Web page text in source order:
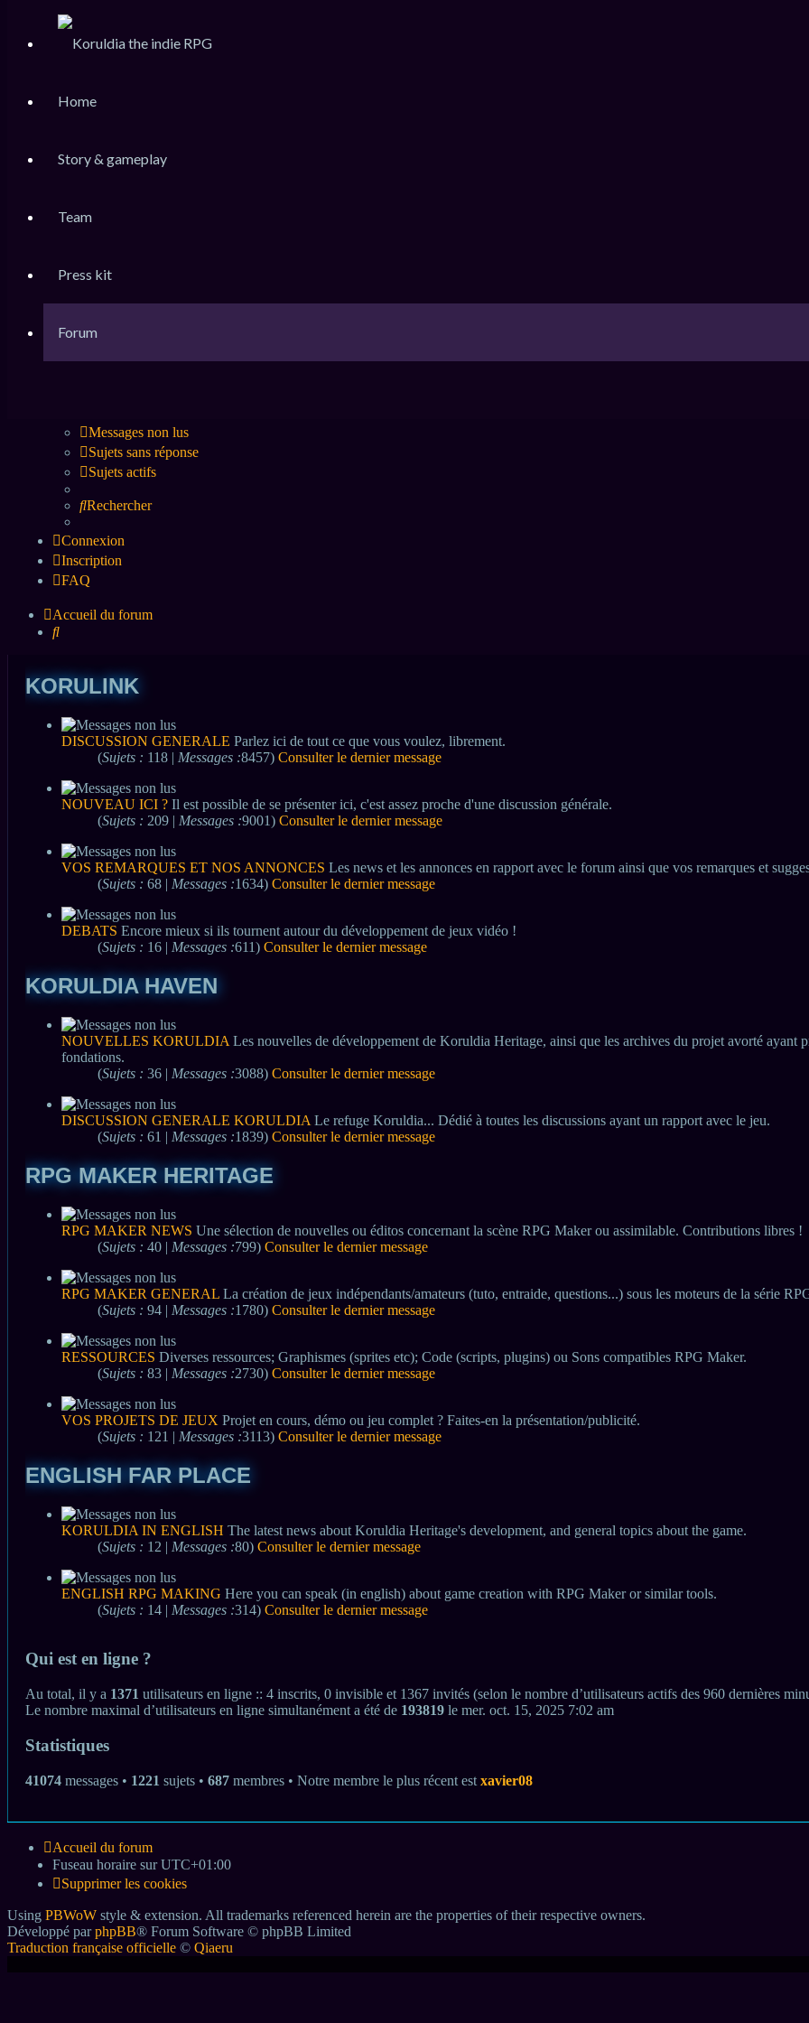
Home
Story & gameplay
Team
Press kit
Forum
Dev-Forum Koruldia Heritage / RPG Making.
Messages non lus
Sujets sans réponse
Sujets actifs
Rechercher
Connexion
Inscription
FAQ
Accueil du forum
Rechercher
KORULINK
DISCUSSION GENERALE Parlez ici de tout ce que vous voulez, librement.
(Sujets : 118 | Messages :8457) Consulter le dernier message
NOUVEAU ICI ? Il est possible de se présenter ici, c'est assez proche d'une discussion générale.
(Sujets : 209 | Messages :9001) Consulter le dernier message
VOS REMARQUES ET NOS ANNONCES Les news et les annonces en rapport avec le forum ainsi que vos remarques et
(Sujets : 68 | Messages :1634) Consulter le dernier message
DEBATS Encore mieux si ils tournent autour du développement de jeux vidéo !
(Sujets : 16 | Messages :611) Consulter le dernier message
KORULDIA HAVEN
NOUVELLES KORULDIA Les nouvelles de développement de Koruldia Heritage, ainsi que les archives du projet avorté ayant
fondations.
(Sujets : 36 | Messages :3088) Consulter le dernier message
DISCUSSION GENERALE KORULDIA Le refuge Koruldia... Dédié à toutes les discussions ayant un rapport avec le jeu.
(Sujets : 61 | Messages :1839) Consulter le dernier message
RPG MAKER HERITAGE
RPG MAKER NEWS Une sélection de nouvelles ou éditos concernant la scène RPG Maker ou assimilable. Contributions libres !
(Sujets : 40 | Messages :799) Consulter le dernier message
RPG MAKER GENERAL La création de jeux indépendants/amateurs (tuto, entraide, questions...) sous les moteurs de la série
(Sujets : 94 | Messages :1780) Consulter le dernier message
RESSOURCES Diverses ressources; Graphismes (sprites etc); Code (scripts, plugins) ou Sons compatibles RPG Maker.
(Sujets : 83 | Messages :2730) Consulter le dernier message
VOS PROJETS DE JEUX Projet en cours, démo ou jeu complet ? Faites-en la présentation/publicité.
(Sujets : 121 | Messages :3113) Consulter le dernier message
ENGLISH FAR PLACE
KORULDIA IN ENGLISH The latest news about Koruldia Heritage's development, and general topics about the game.
(Sujets : 12 | Messages :80) Consulter le dernier message
ENGLISH RPG MAKING Here you can speak (in english) about game creation with RPG Maker or similar tools.
(Sujets : 14 | Messages :314) Consulter le dernier message
Qui est en ligne ?
Au total, il y a 1371 utilisateurs en ligne :: 4 inscrits, 0 invisible et 1367 invités (selon le nombre d’utilisateurs actifs des 960 dernières
Le nombre maximal d’utilisateurs en ligne simultanément a été de 193819 le mer. oct. 15, 2025 7:02 am
Statistiques
41074 messages • 1221 sujets • 687 membres • Notre membre le plus récent est xavier08
Accueil du forum
Fuseau horaire surUTC+01:00
Supprimer les cookies
Using PBWoW style & extension. All trademarks referenced herein are the properties of their respective owners.
Développé parphpBB® Forum Software © phpBB Limited
Traduction française officielle © Qiaeru